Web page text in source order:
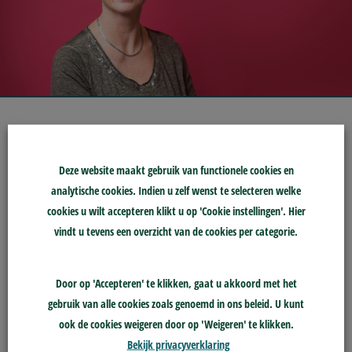
INTERVIEW
ANNELIEKE PAPADAKI, NVM
Annelieke Papadaki is beleidsmedewerker bij de
die als zelfstandige bij de NVM-mondhygiënisten zijn
aangesloten – en ook hun eventuele medewerkers –
zijn automatisch aangesloten bij skge. Dit betekent dat
zij voor de klachtafhandeling een beroep kunnen doen
Deze website maakt gebruik van functionele cookies en
analytische cookies. Indien u zelf wenst te selecteren welke
cookies u wilt accepteren klikt u op 'Cookie instellingen'. Hier
vindt u tevens een overzicht van de cookies per categorie.
Door op 'Accepteren' te klikken, gaat u akkoord met het
gebruik van alle cookies zoals genoemd in ons beleid. U kunt
ook de cookies weigeren door op 'Weigeren' te klikken.
Bekijk privacyverklaring